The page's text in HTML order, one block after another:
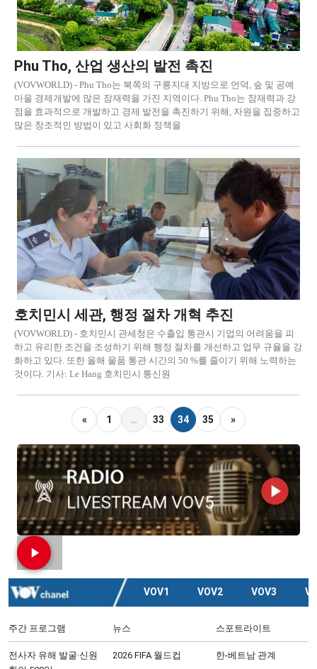
Phu Tho, 산업 생산의 발전 촉진
(VOVWORLD) - Phu Tho는 북쪽의 구릉지대 지방으로 언덕, 숲 및 공예
마을 경제개발에 많은 잠재력을 가진 지역이다. Phu Tho는 잠재력과 강
점을 효과적으로 개발하고 경제 발전을 촉진하기 위해, 자원을 집중하고
많은 창조적인 방법이 있고 사회화 정책을
호치민시 세관, 행정 절차 개혁 추진
(VOVWORLD) - 호치민시 관세청은 수출입 통관시 기업의 어려움을 피
하고 유리한 조건을 조성하기 위해 행정 절차를 개선하고 업무 규율을 강
화하고 있다. 또한 올해 물품 통관 시간의 50 %를 줄이기 위해 노력하는
것이다. 기사: Le Hang 호치민시 통신원
« 1 … 33 34 35 »
VOV1 VOV2 VOV3
주간 프로그램 뉴스 스포트라이트
전사자 유해 발굴·신원
2026 FIFA 월드컵 한-베트남 관계